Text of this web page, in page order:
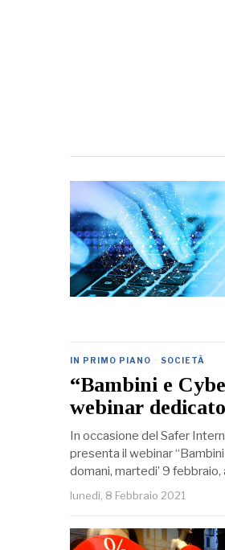
IN PRIMO PIANO · SOCIETÀ
“Bambini e
webinar
In occasione del Safer
presenta il webinar
domani, martedi’ 9
lunedì, 8 Febbraio 2021